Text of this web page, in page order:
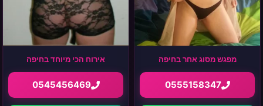
מפגש מסוג אחר בחיפה
0555158347
אירוח הכי מיוחד בחיפה
0545456469